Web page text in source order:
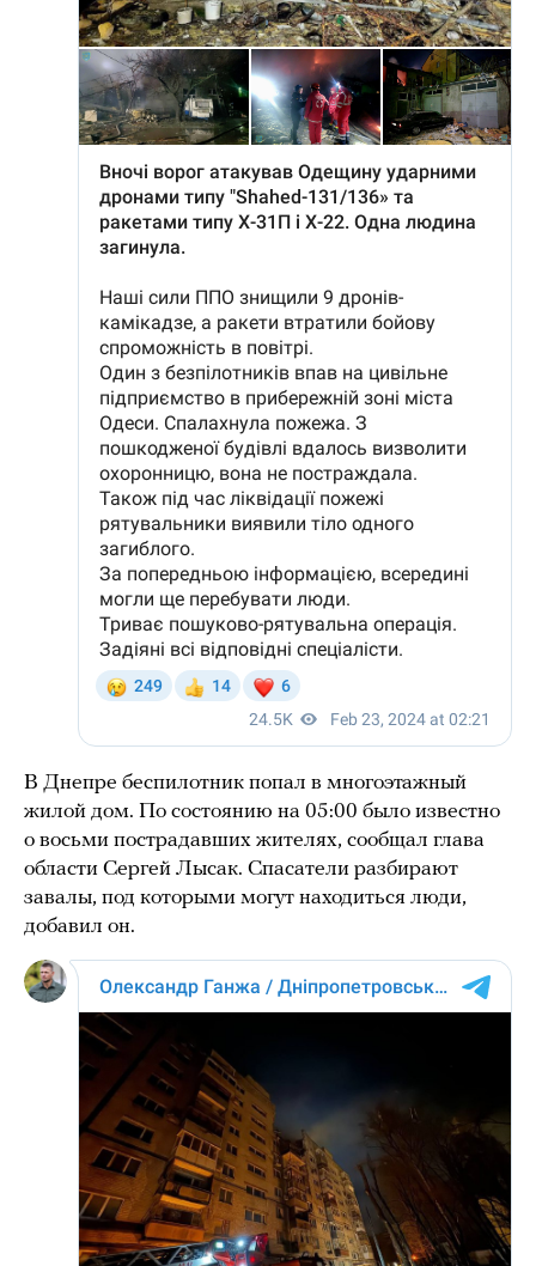
В Днепре беспилотник попал в многоэтажный
жилой дом. По состоянию на 05:00 было известно
о восьми пострадавших жителях, сообщал глава
области Сергей Лысак. Спасатели разбирают
завалы, под которыми могут находиться люди,
добавил он.